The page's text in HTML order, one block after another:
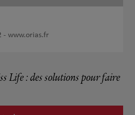
- www.orias.fr
Life : des solutions pour faire